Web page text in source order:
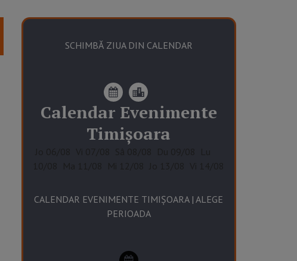
SCHIMBĂ ZIUA DIN CALENDAR
Calendar Evenimente
Timișoara
CALENDAR EVENIMENTE TIMIȘOARA | ALEGE
PERIOADA